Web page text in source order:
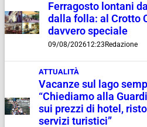
Ferragosto lontani
dalla folla: al Crotto
davvero speciale
09/08/202612:23 Redazione
ATTUALITÀ
Vacanze sul lago
“Chiediamo alla
sui prezzi di hotel,
servizi turistici”